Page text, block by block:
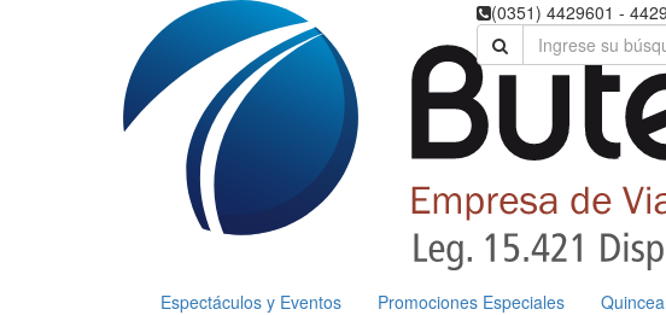
(0351) 4429601 -
Espectáculos y Eventos Promociones Especiales